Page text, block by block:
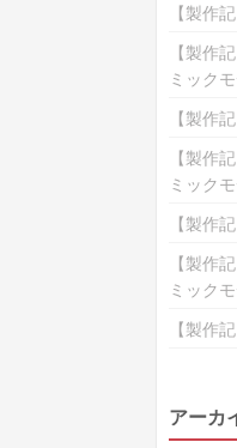
【製作
【製作
ミック
【製作
【製作
ミック
【製作
【製作
ミック
【製作
アーカ